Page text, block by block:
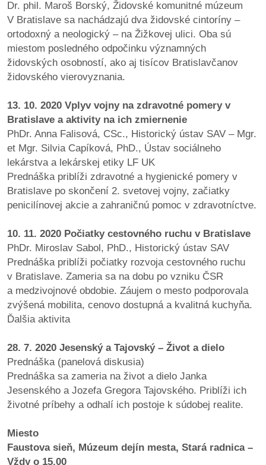
Dr. phil. Maroš Borský, Židovské komunitné múzeum
V Bratislave sa nachádzajú dva židovské cintoríny –
ortodoxný a neologický – na Žižkovej ulici. Oba sú
miestom posledného odpočinku významných
židovských osobností, ako aj tisícov Bratislavčanov
židovského vierovyznania.
13. 10. 2020 Vplyv vojny na zdravotné pomery v
Bratislave a aktivity na ich zmiernenie
PhDr. Anna Falisová, CSc., Historický ústav SAV – Mgr.
et Mgr. Silvia Capíková, PhD., Ústav sociálneho
lekárstva a lekárskej etiky LF UK
Prednáška priblíži zdravotné a hygienické pomery v
Bratislave po skončení 2. svetovej vojny, začiatky
penicilínovej akcie a zahraničnú pomoc v zdravotníctve.
10. 11. 2020 Počiatky cestovného ruchu v Bratislave
PhDr. Miroslav Sabol, PhD., Historický ústav SAV
Prednáška priblíži počiatky rozvoja cestovného ruchu
v Bratislave. Zameria sa na dobu po vzniku ČSR
a medzivojnové obdobie. Záujem o mesto podporovala
zvýšená mobilita, cenovo dostupná a kvalitná kuchyňa.
Ďalšia aktivita
28. 7. 2020 Jesenský a Tajovský – Život a dielo
Prednáška (panelová diskusia)
Prednáška sa zameria na život a dielo Janka
Jesenského a Jozefa Gregora Tajovského. Priblíži ich
životné príbehy a odhalí ich postoje k súdobej realite.
Miesto
Faustova sieň, Múzeum dejín mesta, Stará radnica –
Vždy o 15.00